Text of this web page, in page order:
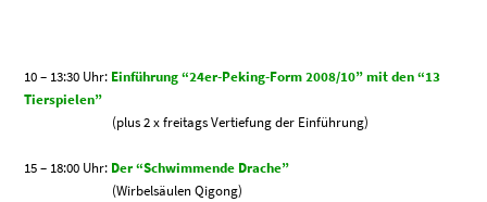
10 – 13:30 Uhr: Einführung “24er-Peking-Form 2008/10” mit den “13
Tierspielen”
(plus 2 xfreitags Vertiefung der Einführung)
15 – 18:00 Uhr: Der “Schwimmende Drache”
(Wirbelsäulen Qigong)